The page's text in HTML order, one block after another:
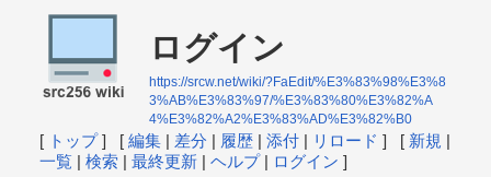
ログイン
https://srcw.net/wiki/?FaEdit/%E3%83%98%E3%8
3%AB%E3%83%97/%E3%83%80%E3%82%A
4%E3%82%A2%E3%83%AD%E3%82%B0
[ トップ] [ 編集| 差分 | 履歴| 添付| リロード ] [ 新規 |
一覧| 検索| 最終更新| ヘルプ| ログイン ]